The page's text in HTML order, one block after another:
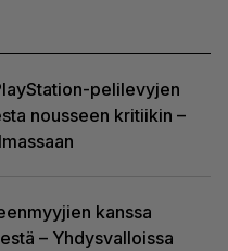
pelilevyjen
nousseen kritiikin –
kanssa
– Yhdysvalloissa